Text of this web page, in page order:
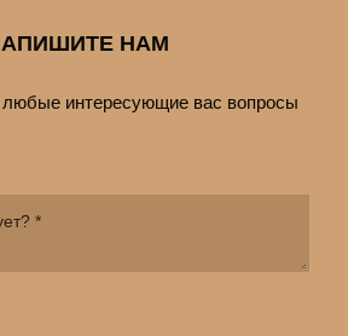
НАМ
интересующие вас вопросы